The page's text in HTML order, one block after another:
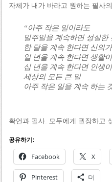
자체가 내가 바라고 원하는 필사
“아주 작은 일이라도
일주일을 계속하면 성실한
한 달을 계속 한다면 신의
일 년을 계속 한다면 생활
십 년을 계속 한다면 인생
세상의 모든 큰 일
아주 작은 일을 계속 하는
확언과 필사. 모두에게 권장하고
공유하기:
Facebook X
Pinterest 더